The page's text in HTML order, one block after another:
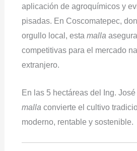
aplicación de agroquímicos y
pisadas. En Coscomatepec,
orgullo local, esta malla
competitivas para el mercado
extranjero.
En las 5 hectáreas del Ing.
malla convierte el cultivo
moderno, rentable y sostenible.